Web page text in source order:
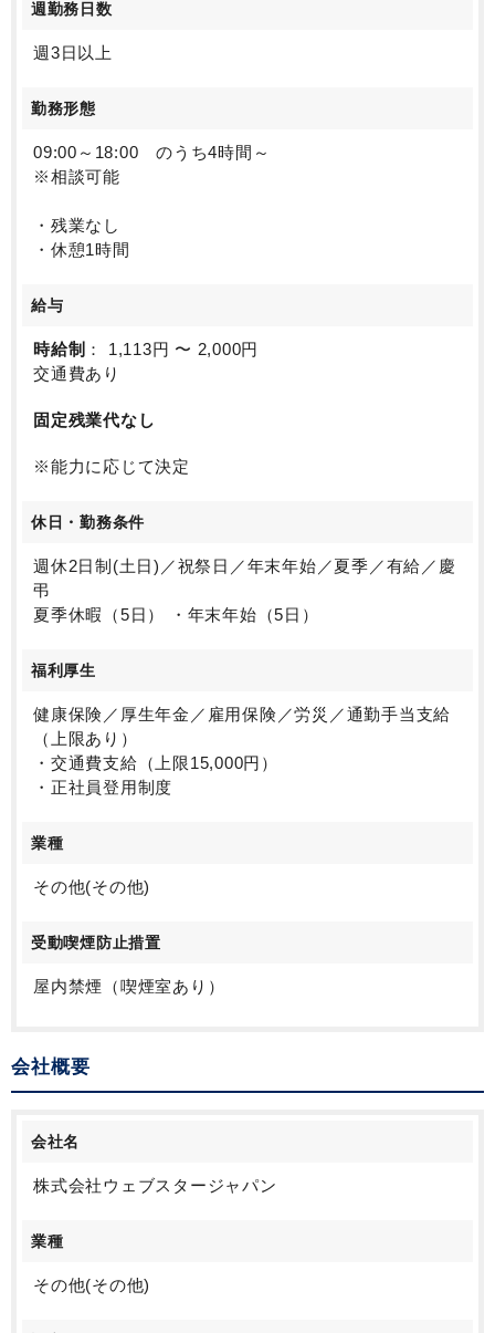
週勤務日数
週3日以上
勤務形態
09:00～18:00 のうち4時間～
※相談可能
・残業なし
・休憩1時間
給与
時給制 ： 1,113円 〜 2,000円
交通費あり
固定残業代なし
※能力に応じて決定
休日・勤務条件
週休2日制(土日)／祝祭日／年末年始／夏季／有給／慶
弔
夏季休暇（5日） ・年末年始（5日）
福利厚生
健康保険／厚生年金／雇用保険／労災／通勤手当支給
（上限あり）
・交通費支給（上限15,000円）
・正社員登用制度
業種
その他(その他)
受動喫煙防止措置
屋内禁煙（喫煙室あり）
会社概要
会社名
株式会社ウェブスタージャパン
業種
その他(その他)